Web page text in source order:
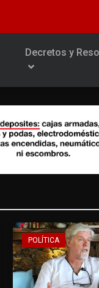
Decretos y
POLÍTICA